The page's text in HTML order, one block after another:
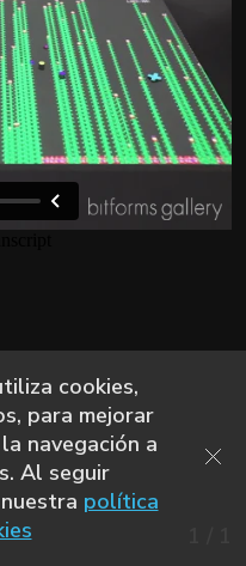
cookies,
para mejorar
navegación a
Al seguir
política